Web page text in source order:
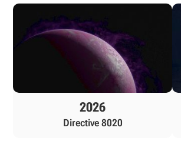
2026
Directive 8020